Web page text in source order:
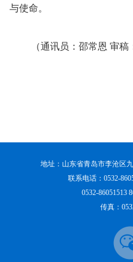
与使命。
（通讯员：邵常恩 审
地址：山东省青岛市李沧区
联系电话：0532-
0532-86051513
传真：